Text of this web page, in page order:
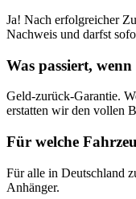
Ja! Nach erfolgreicher
Nachweis und darfst
Was passiert,
Geld-zurück-Garantie.
erstatten wir den vollen
Für welche
Für alle in Deutschland
Anhänger.